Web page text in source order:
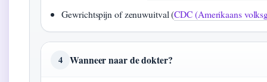
Gewrichtspijn of zenuwuitval (CDC (Amerikaans
4 Wanneer naar de dokter?